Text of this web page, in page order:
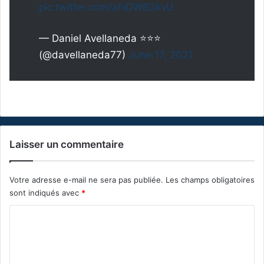
pic.twitter.com/ahiDWB3kvU
— Daniel Avellaneda ⭐⭐⭐
(@davellaneda77) June 17, 2021
Laisser un commentaire
Votre adresse e-mail ne sera pas publiée. Les champs obligatoires
sont indiqués avec *